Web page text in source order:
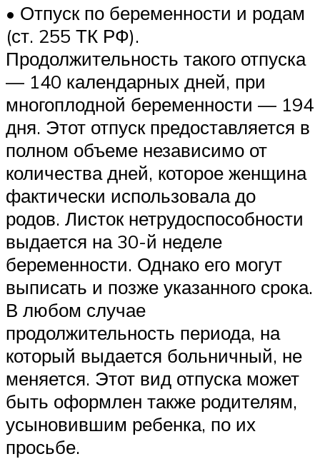
• Отпуск по беременности и родам
(ст. 255 ТК РФ).
Продолжительность такого отпуска
— 140 календарных дней, при
многоплодной беременности — 194
дня. Этот отпуск предоставляется в
полном объеме независимо от
количества дней, которое женщина
фактически использовала до
родов. Листок нетрудоспособности
выдается на 30-й неделе
беременности. Однако его могут
выписать и позже указанного срока.
В любом случае
продолжительность периода, на
который выдается больничный, не
меняется. Этот вид отпуска может
быть оформлен также родителям,
усыновившим ребенка, по их
просьбе.